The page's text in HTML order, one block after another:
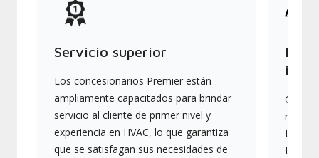
Servicio superior
Los concesionarios Premier están
ampliamente capacitados para brindar
servicio al cliente de primer nivel y
experiencia en HVAC, lo que garantiza
que se satisfagan sus necesidades de
más